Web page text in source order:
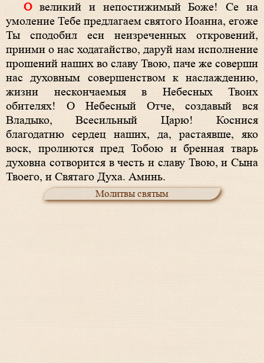
О великий и непостижимый Боже! Се на
умоление Тебе предлагаем святого Иоанна, егоже
Ты сподобил еси неизреченных откровений,
приими о нас ходатайство, даруй нам исполнение
прошений наших во славу Твою, паче же соверши
нас духовным совершенством к наслаждению,
жизни нескончаемыя в Небесных Твоих
обителях! О Небесный Отче, создавый вся
Владыко, Всесильный Царю! Коснися
благодатию сердец наших, да, растаявше, яко
воск, пролиются пред Тобою и бренная тварь
духовна сотворится в честь и славу Твою, и Сына
Твоего, и Святаго Духа. Аминь.
Молитвы святым